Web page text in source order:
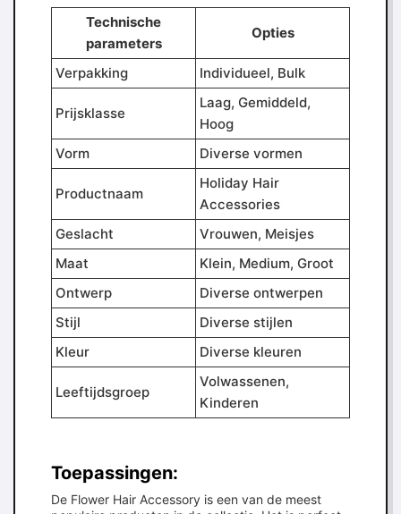
Technische
parameters
Opties
Verpakking Individueel, Bulk
Prijsklasse
Laag, Gemiddeld,
Hoog
Vorm
Diverse vormen
Productnaam
Holiday Hair
Accessories
Geslacht
Vrouwen, Meisjes
Maat
Klein, Medium, Groot
Ontwerp
Diverse ontwerpen
Stijl
Diverse stijlen
Kleur
Diverse kleuren
Leeftijdsgroep
Volwassenen,
Kinderen
Toepassingen:
De Flower Hair Accessory is een van de meest